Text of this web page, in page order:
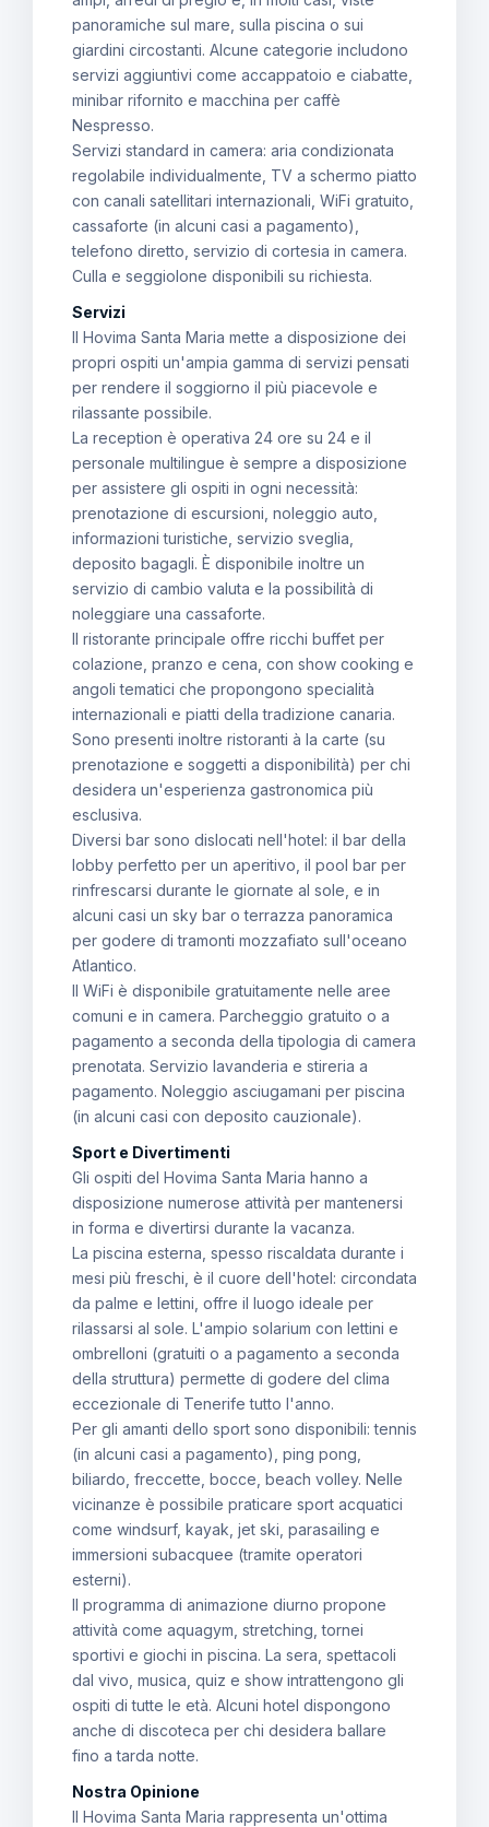
panoramiche sul mare, sulla piscina o sui
giardini circostanti. Alcune categorie includono
servizi aggiuntivi come accappatoio e ciabatte,
minibar rifornito e macchina per caffè
Nespresso.
Servizi standard in camera: aria condizionata
regolabile individualmente, TV a schermo piatto
con canali satellitari internazionali, WiFi gratuito,
cassaforte (in alcuni casi a pagamento),
telefono diretto, servizio di cortesia in camera.
Culla e seggiolone disponibili su richiesta.
Servizi
Il Hovima Santa Maria mette a disposizione dei
propri ospiti un'ampia gamma di servizi pensati
per rendere il soggiorno il più piacevole e
rilassante possibile.
La reception è operativa 24 ore su 24 e il
personale multilingue è sempre a disposizione
per assistere gli ospiti in ogni necessità:
prenotazione di escursioni, noleggio auto,
informazioni turistiche, servizio sveglia,
deposito bagagli. È disponibile inoltre un
servizio di cambio valuta e la possibilità di
noleggiare una cassaforte.
Il ristorante principale offre ricchi buffet per
colazione, pranzo e cena, con show cooking e
angoli tematici che propongono specialità
internazionali e piatti della tradizione canaria.
Sono presenti inoltre ristoranti à la carte (su
prenotazione e soggetti a disponibilità) per chi
desidera un'esperienza gastronomica più
esclusiva.
Diversi bar sono dislocati nell'hotel: il bar della
lobby perfetto per un aperitivo, il pool bar per
rinfrescarsi durante le giornate al sole, e in
alcuni casi un sky bar o terrazza panoramica
per godere di tramonti mozzafiato sull'oceano
Atlantico.
Il WiFi è disponibile gratuitamente nelle aree
comuni e in camera. Parcheggio gratuito o a
pagamento a seconda della tipologia di camera
prenotata. Servizio lavanderia e stireria a
pagamento. Noleggio asciugamani per piscina
(in alcuni casi con deposito cauzionale).
Sport e Divertimenti
Gli ospiti del Hovima Santa Maria hanno a
disposizione numerose attività per mantenersi
in forma e divertirsi durante la vacanza.
La piscina esterna, spesso riscaldata durante i
mesi più freschi, è il cuore dell'hotel: circondata
da palme e lettini, offre il luogo ideale per
rilassarsi al sole. L'ampio solarium con lettini e
ombrelloni (gratuiti o a pagamento a seconda
della struttura) permette di godere del clima
eccezionale di Tenerife tutto l'anno.
Per gli amanti dello sport sono disponibili: tennis
(in alcuni casi a pagamento), ping pong,
biliardo, freccette, bocce, beach volley. Nelle
vicinanze è possibile praticare sport acquatici
come windsurf, kayak, jet ski, parasailing e
immersioni subacquee (tramite operatori
esterni).
Il programma di animazione diurno propone
attività come aquagym, stretching, tornei
sportivi e giochi in piscina. La sera, spettacoli
dal vivo, musica, quiz e show intrattengono gli
ospiti di tutte le età. Alcuni hotel dispongono
anche di discoteca per chi desidera ballare
fino a tarda notte.
Nostra Opinione
Il Hovima Santa Maria rappresenta un'ottima